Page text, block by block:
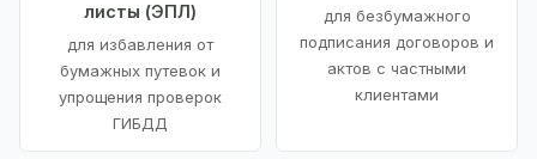
листы (ЭПЛ)
для избавления от
бумажных путевок и
упрощения проверок
ГИБДД
для безбумажного
подписания договоров и
актов с частными
клиентами